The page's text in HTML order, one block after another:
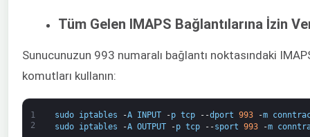
Tüm Gelen IMAPS Bağlantılarına İzin
Sunucunuzun 993 numaralı bağlantı noktasındaki
komutları kullanın:
1
2
sudo iptables -A INPUT -p tcp --dport 993 -m
sudo
iptables -A OUTPUT -p tcp --sport 993 -m